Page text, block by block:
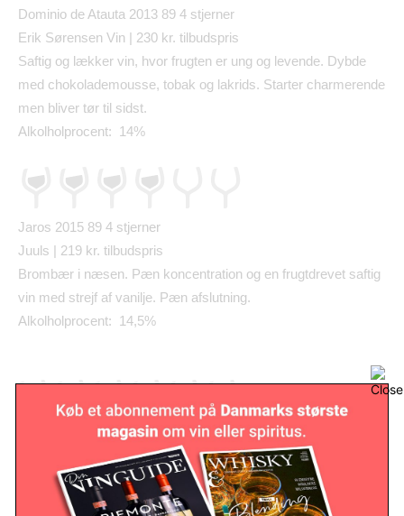
Dominio de Atauta 2013 89 4 stjerner
Erik Sørensen Vin | 230 kr. tilbudspris
Saftig og lækker vin, hvor frugten er ung og levende. Dybde
med chokolademousse, tobak og lakrids. Starter charmerende
men bliver tør til sidst.
Alkolholprocent: 14%
Jaros 2015 89 4 stjerner
Juuls | 219 kr. tilbudspris
Brombær i næsen. Pæn koncentration og en frugtdrevet saftig
vin med strejf af vanilje. Pæn afslutning.
Alkolholprocent: 14,5%
Sembro 2016 895 stjerner
Juuls | 99 kr. tilbudspris
Intens bærduft. Frisk, velbalanceret og imødekommende i
udtrykket. Saftig afslutning.